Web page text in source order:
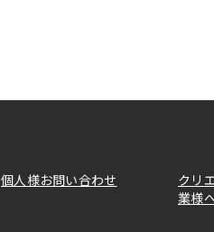
個人様お問い合わせ
クリ
業様